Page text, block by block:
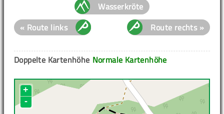
Wasserkröte
« Route links
Route rechts »
Normale Kartenhöhe
Doppelte Kartenhöhe
+
-